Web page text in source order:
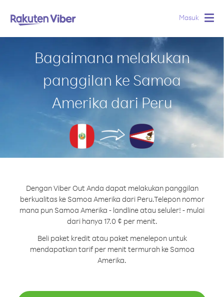
Masuk
Bagaimana melakukan
panggilan ke Samoa
Amerika dari Peru
Dengan Viber Out Anda dapat melakukan panggilan
berkualitas ke Samoa Amerika dari Peru.Telepon nomor
mana pun Samoa Amerika - landline atau seluler! - mulai
dari hanya 17.0 ¢ per menit.
Beli paket kredit atau paket menelepon untuk
mendapatkan tarif per menit termurah ke Samoa
Amerika.